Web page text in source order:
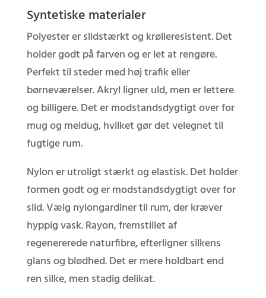
Syntetiske materialer
Polyester er slidstærkt og krølleresistent. Det
holder godt på farven og er let at rengøre.
Perfekt til steder med høj trafik eller
børneværelser. Akryl ligner uld, men er lettere
og billigere. Det er modstandsdygtigt over for
mug og meldug, hvilket gør det velegnet til
fugtige rum.
Nylon er utroligt stærkt og elastisk. Det holder
formen godt og er modstandsdygtigt over for
slid. Vælg nylongardiner til rum, der kræver
hyppig vask. Rayon, fremstillet af
regenererede naturfibre, efterligner silkens
glans og blødhed. Det er mere holdbart end
ren silke, men stadig delikat.